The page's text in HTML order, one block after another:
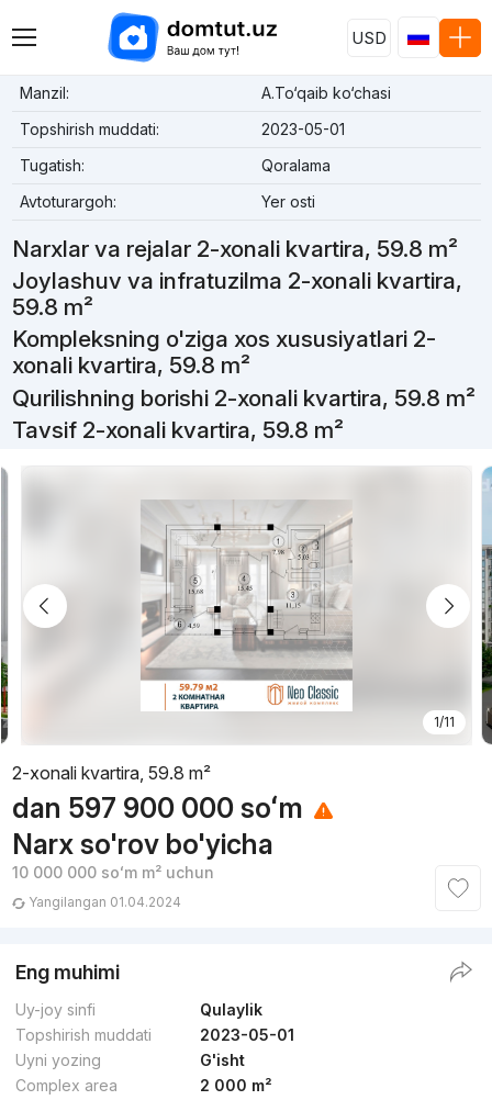
USD
Manzil:
A.To‘qaib ko‘chasi
Topshirish muddati:
2023-05-01
Tugatish:
Qoralama
Avtoturargoh:
Yer osti
Narxlar va rejalar 2-xonali kvartira, 59.8 m²
Joylashuv va infratuzilma 2-xonali kvartira,
59.8 m²
Kompleksning o'ziga xos xususiyatlari 2-
xonali kvartira, 59.8 m²
Qurilishning borishi 2-xonali kvartira, 59.8 m²
Tavsif 2-xonali kvartira, 59.8 m²
1/11
2-xonali kvartira, 59.8 m²
dan 597 900 000 soʻm
Narx so'rov bo'yicha
10 000 000 soʻmm² uchun
Yangilangan 01.04.2024
Eng muhimi
Uy-joy sinfi
Qulaylik
Topshirish muddati
2023-05-01
Uyni yozing
G'isht
Complex area
2 000 m²